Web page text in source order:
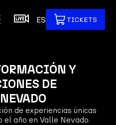
ES TICKETS
Y
DE
de experiencias únicas
año en Valle Nevado.